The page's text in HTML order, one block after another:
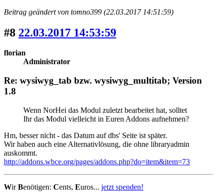
Beitrag geändert von tomno399 (22.03.2017 14:51:59)
#8 22.03.2017 14:53:59
florian
Administrator
Re: wysiwyg_tab bzw. wysiwyg_multitab; Version
1.8
Wenn NorHei das Modul zuletzt bearbeitet hat, solltet
Ihr das Modul vielleicht in Euren Addons aufnehmen?
Hm, besser nicht - das Datum auf dbs' Seite ist später.
Wir haben auch eine Alternativlösung, die ohne libraryadmin
auskommt.
http://addons.wbce.org/pages/addons.php?do=item&item=73
WirBenötigen: Cents, Euros... jetzt spenden!